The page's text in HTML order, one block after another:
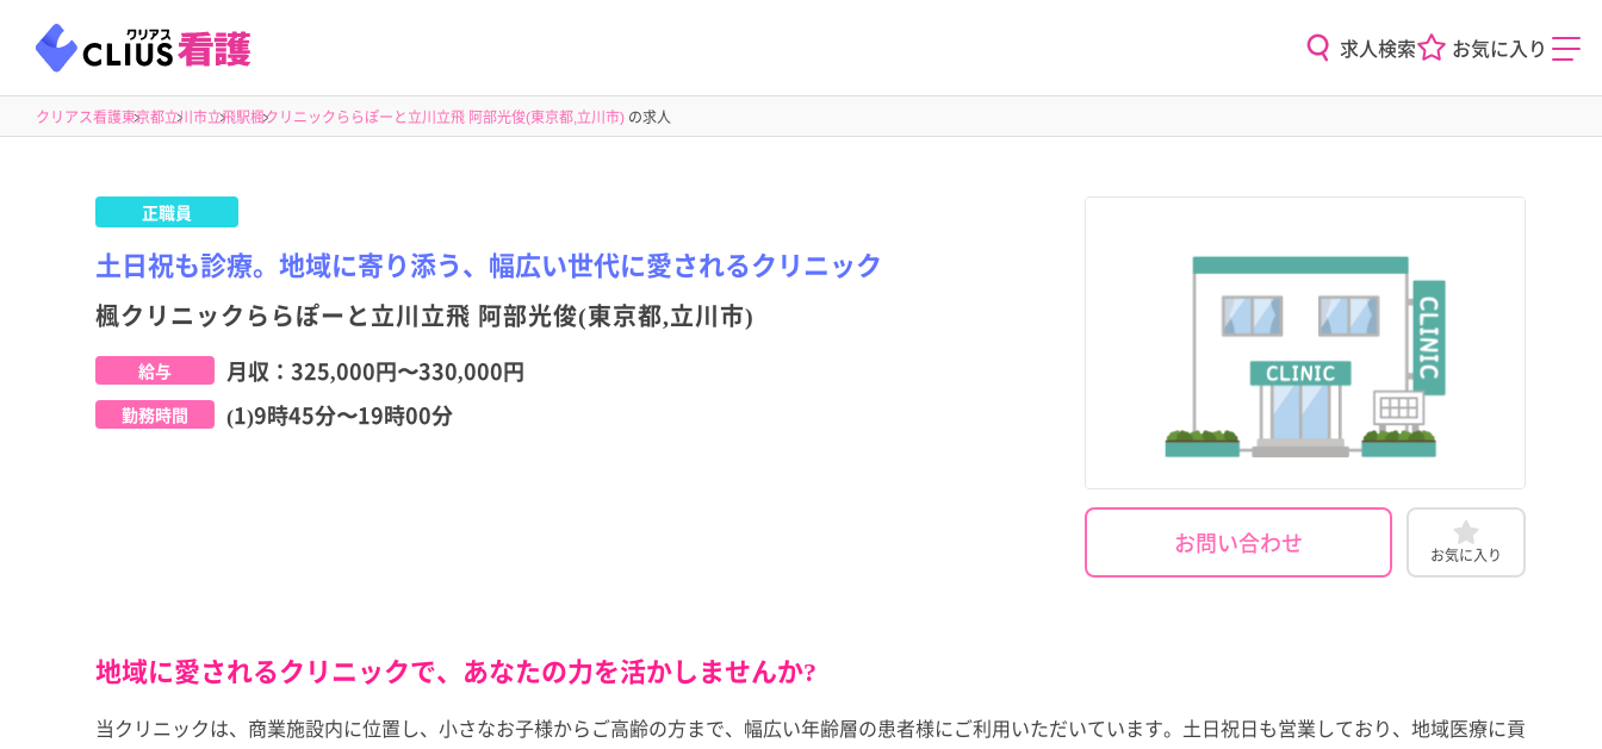
求人検索 お気に入り
クリアス看護東京都立川市立飛駅楓クリニックららぽーと立川立飛 阿部光俊(東京都,立川市) の求人
正職員
土日祝も診療。地域に寄り添う、幅広い世代に愛されるクリニック
楓クリニックららぽーと立川立飛 阿部光俊(東京都,立川市)
お問い合わせ お気に入り
給与 月収： 325,000円〜330,000円
勤務時間 (1)9時45分〜19時00分
地域に愛されるクリニックで、あなたの力を活かしませんか?
当クリニックは、商業施設内に位置し、小さなお子様からご高齢の方まで、幅広い年齢層の患者様にご利用いただいています。土日祝日も営業しており、地域医療に貢